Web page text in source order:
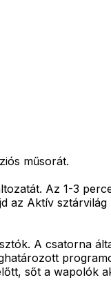
műsorát.
Az 1-3
az Aktív
A csatorna
sőt a wapolók